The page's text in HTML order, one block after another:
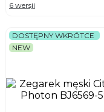
6 wersji
DOSTĘPNY WKRÓTCE
NEW